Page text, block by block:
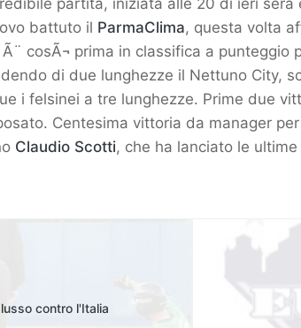
partita, iniziata alle 20 di ieri
battuto il ParmaClima, questa volta
cosÃ¬ prima in classifica a
di due lunghezze il Nettuno City,
i felsinei a tre lunghezze. Prime due
Centesima vittoria da manager per
Claudio Scotti, che ha lanciato le
contro l'Italia